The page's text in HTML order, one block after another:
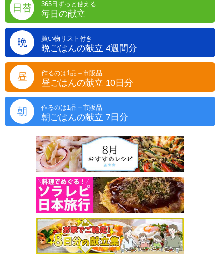
日替 365日ずっと使える
毎日の献立
晩 買い物リスト付き
晩ごはんの献立 4週間分
昼 作るのは1品＋市販品
昼ごはんの献立 10日分
朝 作るのは1品＋市販品
朝ごはんの献立 7日分